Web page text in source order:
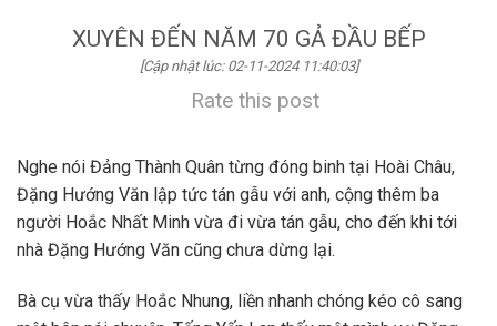
XUYÊN ĐẾN NĂM 70 GẢ ĐẦU BẾP
[Cập nhật lúc: 02-11-2024 11:40:03]
Rate this post
Nghe nói Đảng Thành Quân từng đóng binh tại Hoài Châu,
Đặng Hướng Văn lập tức tán gẫu với anh, cộng thêm ba
người Hoắc Nhất Minh vừa đi vừa tán gẫu, cho đến khi tới
nhà Đặng Hướng Văn cũng chưa dừng lại.
Bà cụ vừa thấy Hoắc Nhung, liền nhanh chóng kéo cô sang